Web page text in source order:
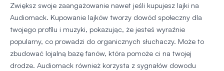
Zwiększ swoje zaangażowanie nawet jeśli kupujesz lajki na
Audiomack. Kupowanie lajków tworzy dowód społeczny dla
twojego profilu i muzyki, pokazując, że jesteś wyraźnie
popularny, co prowadzi do organicznych słuchaczy. Może to
zbudować lojalną bazę fanów, która pomoże ci na twojej
drodze. Audiomack również korzysta z sygnałów dowodu